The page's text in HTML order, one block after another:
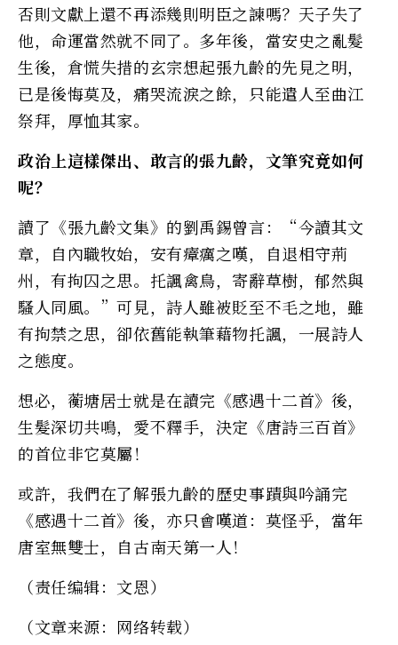
否則文獻上還不再添幾則明臣之諫嗎？天子失了
他，命運當然就不同了。多年後，當安史之亂髮
生後，倉慌失措的玄宗想起張九齡的先見之明，
已是後悔莫及，痛哭流淚之餘，只能遣人至曲江
祭拜，厚恤其家。
政治上這樣傑出、敢言的張九齡，文筆究竟如何
呢？
讀了《張九齡文集》的劉禹錫曾言：“今讀其文
章，自內職牧始，安有瘴癘之嘆，自退相守荊
州，有拘囚之思。托諷禽鳥，寄辭草樹，郁然與
騷人同風。”可見，詩人雖被貶至不毛之地，雖
有拘禁之思，卻依舊能執筆藉物托諷，一展詩人
之態度。
想必，蘅塘居士就是在讀完《感遇十二首》後，
生髮深切共鳴，愛不釋手，決定《唐詩三百首》
的首位非它莫屬！
或許，我們在了解張九齡的歷史事蹟與吟誦完
《感遇十二首》後，亦只會嘆道：莫怪乎，當年
唐室無雙士，自古南天第一人！
（责任编辑：文恩）
（文章来源：网络转载）